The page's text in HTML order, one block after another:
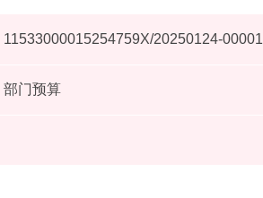
11533000015254759X/20250124-00001
部门预算